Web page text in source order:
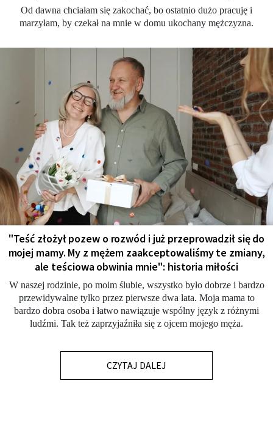
Od dawna chciałam się zakochać, bo ostatnio dużo pracuję i
marzyłam, by czekał na mnie w domu ukochany mężczyzna.
"Teść złożył pozew o rozwód i już przeprowadził się do
mojej mamy. My z mężem zaakceptowaliśmy te zmiany,
ale teściowa obwinia mnie": historia miłości
W naszej rodzinie, po moim ślubie, wszystko było dobrze i bardzo
przewidywalne tylko przez pierwsze dwa lata. Moja mama to
bardzo dobra osoba i łatwo nawiązuje wspólny język z różnymi
ludźmi. Tak też zaprzyjaźniła się z ojcem mojego męża.
CZYTAJ DALEJ